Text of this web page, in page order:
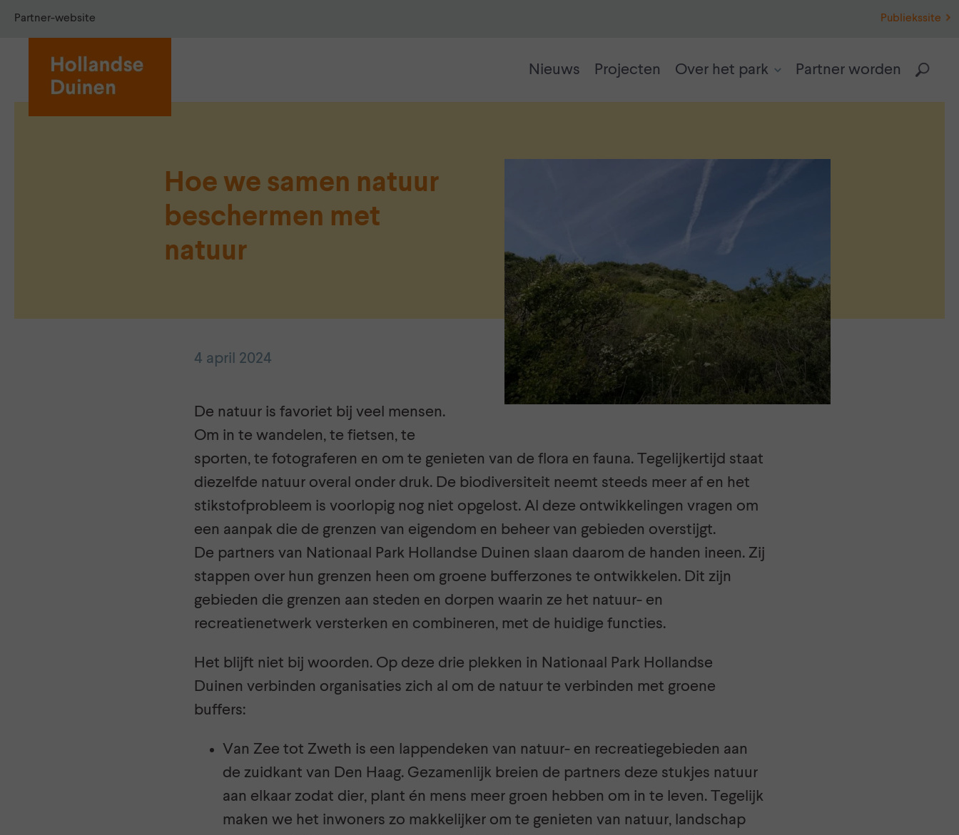
Partner-website Publiekssite
Nieuws Projecten Over het park Partner worden
Hoe we samen natuur
beschermen met
natuur
4 april 2024
De natuur is favoriet bij veel mensen.
Om in te wandelen, te fietsen, te
sporten, te fotograferen en om te genieten van de flora en fauna. Tegelijkertijd staat
diezelfde natuur overal onder druk. De biodiversiteit neemt steeds meer af en het
stikstofprobleem is voorlopig nog niet opgelost. Al deze ontwikkelingen vragen om
een aanpak die de grenzen van eigendom en beheer van gebieden overstijgt.
De partners van Nationaal Park Hollandse Duinen slaan daarom de handen ineen. Zij
stappen over hun grenzen heen om groene bufferzones te ontwikkelen. Dit zijn
gebieden die grenzen aan steden en dorpen waarin ze het natuur- en
recreatienetwerk versterken en combineren, met de huidige functies.
Het blijft niet bij woorden. Op deze drie plekken in Nationaal Park Hollandse
Duinen verbinden organisaties zich al om de natuur te verbinden met groene
buffers:
Van Zee tot Zweth is een lappendeken van natuur- en recreatiegebieden aan
de zuidkant van Den Haag. Gezamenlijk breien de partners deze stukjes natuur
aan elkaar zodat dier, plant én mens meer groen hebben om in te leven. Tegelijk
maken we het inwoners zo makkelijker om te genieten van natuur, landschap